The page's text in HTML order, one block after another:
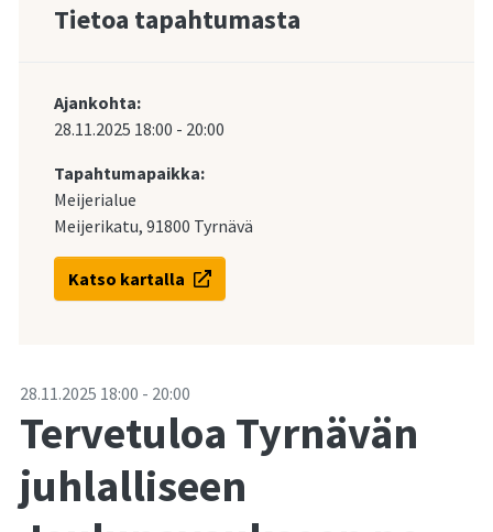
Tietoa tapahtumasta
Ajankohta:
28.11.2025 18:00 - 20:00
Tapahtumapaikka:
Meijerialue
Meijerikatu, 91800 Tyrnävä
Katso kartalla
-28.11.2025 18:00 - 20:00
Tervetuloa Tyrnävän
juhlalliseen